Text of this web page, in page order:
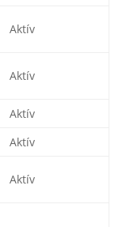
Aktív
Aktív
Aktív
Aktív
Aktív